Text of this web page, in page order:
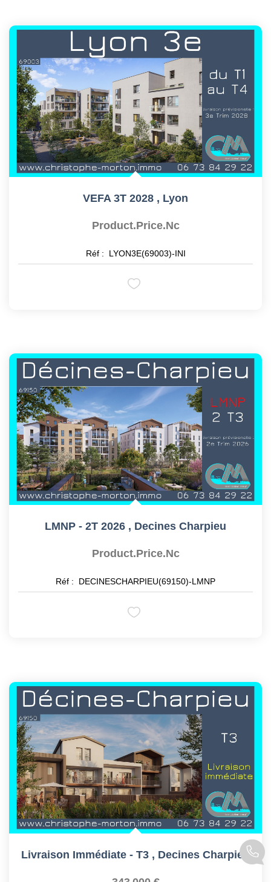
VEFA 3T 2028 , Lyon
Product.price.nc
Réf : LYON3E(69003)-INI
LMNP - 2T 2026 , Decines Charpieu
Product.price.nc
Réf : DECINESCHARPIEU(69150)-LMNP
Livraison Immédiate - T3 , Decines Charpieu